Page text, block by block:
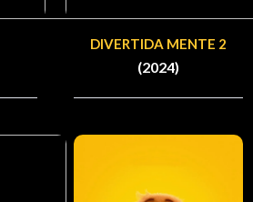
DIVERTIDA MENTE 2
(2024)